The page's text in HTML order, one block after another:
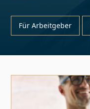
Für Arbeitgeber